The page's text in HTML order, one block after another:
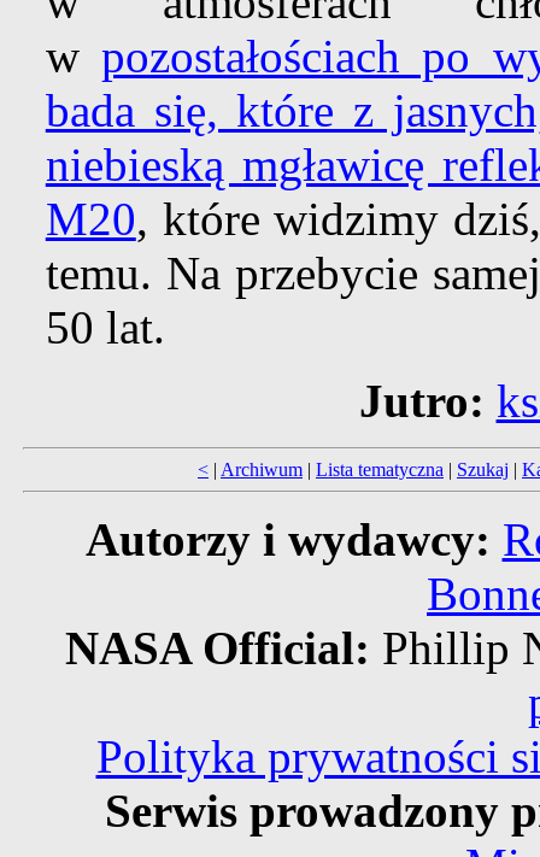
wpozostałościach po
bada się, które z
niebieskąmgławicę
M20, które widzimy
temu. Na przebycie
50 lat.
Jutro:
< | Archiwum | Lista tematyczna | Szukaj |
Autorzy i wydawcy:
NASA Official: Phillip
Polityka prywatności
Serwis prowadzony